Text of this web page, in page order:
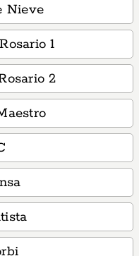
Nieve
1
2